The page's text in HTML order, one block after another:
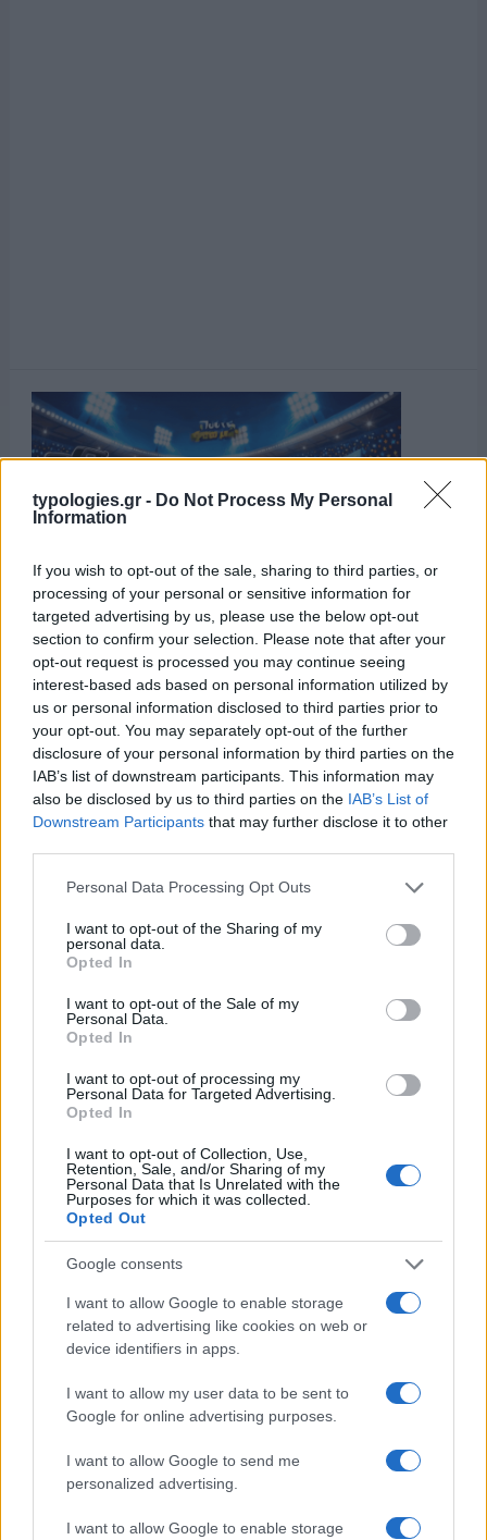
typologies.gr - Do Not Process My Personal
Information
If you wish to opt-out of the sale, sharing to third parties, or
processing of your personal or sensitive information for
targeted advertising by us, please use the below opt-out
section to confirm your selection. Please note that after your
opt-out request is processed you may continue seeing
interest-based ads based on personal information utilized by
us or personal information disclosed to third parties prior to
your opt-out. You may separately opt-out of the further
disclosure of your personal information by third parties on the
IAB’s list of downstream participants. This information may
also be disclosed by us to third parties on the IAB’s List of
Downstream Participants that may further disclose it to other
Please note that this website/app uses one or more Google
not limited to your visit or usage behaviour. You may click to
grant or deny consent to Google and its third-party tags to
use your data for below specified purposes in below Google
consent section.
Personal Data Processing Opt Outs
I want to opt-out of the Sharing of my
personal data.
Opted In
I want to opt-out of the Sale of my
Personal Data.
Opted In
I want to opt-out of processing my
Personal Data for Targeted Advertising.
Opted In
I want to opt-out of Collection, Use,
Retention, Sale, and/or Sharing of my
Personal Data that Is Unrelated with the
Purposes for which it was collected.
Opted Out
Google consents
I want to allow Google to enable storage
related to advertising like cookies on web or
device identifiers in apps.
I want to allow my user data to be sent to
Google for online advertising purposes.
I want to allow Google to send me
personalized advertising.
I want to allow Google to enable storage